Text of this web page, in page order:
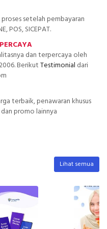
setelah pembayaran
POS, SICEPAT.
dan terpercaya oleh
BerikutTestimonial dari
terbaik, penawaran khusus
promo lainnya
Lihat semua